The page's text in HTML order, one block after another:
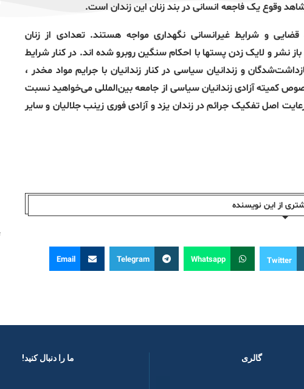
وقوع یک فاجعه انسانی در بند زنان این زندان است.
و شرایط غیرانسانی نگهداری مواجه هستند. تعدادی از زنان
نشر و لایک زدن پستها با احکام سنگین روبرو شده اند. در کنار شرایط
و زندانیان سیاسی در کنار زندانیان با جرایم مواد مخدر ،
​کمیته آزادی زندانیان سیاسی از جامعه بین‌المللی می‌خواهید نسبت
اصل تفکیک جرائم در زندان یزد و آزادی فوری زینب جلالیان و سایر
از این نویسندە
Twitter
Whatsapp
Telegram
Email
گالری ما را دنبال کنید! ​